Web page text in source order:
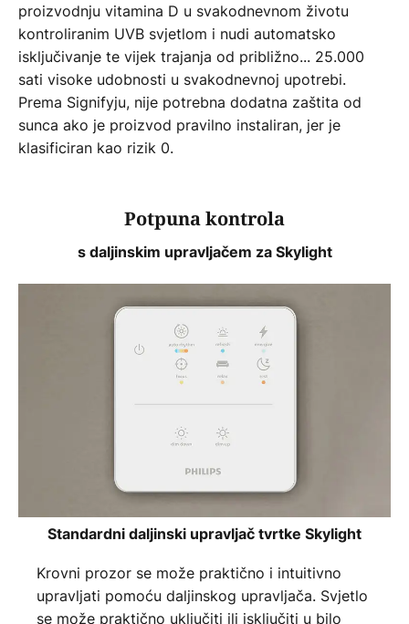
proizvodnju vitamina D u svakodnevnom životu
kontroliranim UVB svjetlom i nudi automatsko
isključivanje te vijek trajanja od približno... 25.000
sati visoke udobnosti u svakodnevnoj upotrebi.
Prema Signifyju, nije potrebna dodatna zaštita od
sunca ako je proizvod pravilno instaliran, jer je
klasificiran kao rizik 0.
Potpuna kontrola
s daljinskim upravljačem za Skylight
Standardni daljinski upravljač tvrtke Skylight
Krovni prozor se može praktično i intuitivno
upravljati pomoću daljinskog upravljača. Svjetlo
se može praktično uključiti ili isključiti u bilo